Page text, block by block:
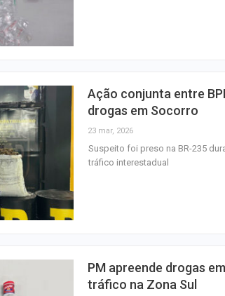
Ação conjunta entre
drogas em Socorro
23 mar, 2026
Suspeito foi preso na BR-235
tráfico interestadual
PM apreende drogas
tráfico na Zona Sul